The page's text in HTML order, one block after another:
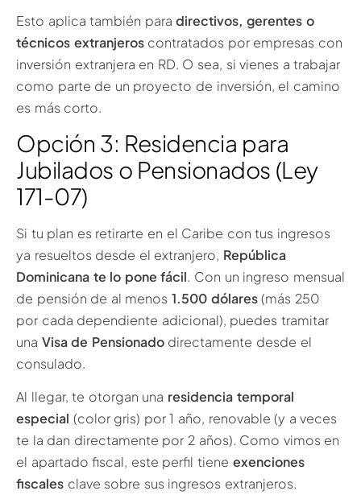
Esto aplica también paradirectivos, gerentes o
técnicos extranjeroscontratados por empresas con
inversión extranjera en RD. O sea, si vienes a trabajar
como parte de un proyecto de inversión, el camino
es más corto.
Opción 3: Residencia para
Jubilados o Pensionados (Ley
171-07)
Si tu plan es retirarte en el Caribe con tus ingresos
ya resueltos desde el extranjero, República
Dominicana te lo pone fácil. Con un ingreso mensual
de pensión de al menos 1.500 dólares(más 250
por cada dependiente adicional), puedes tramitar
una Visa de Pensionadodirectamente desde el
consulado.
Al llegar, te otorgan una residencia temporal
especial (color gris) por 1 año, renovable (y a veces
te la dan directamente por 2 años). Como vimos en
el apartado fiscal, este perfil tiene exenciones
fiscales clave sobre sus ingresos extranjeros.